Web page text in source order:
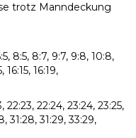
trotz Manndeckung
8:5, 8:7, 9:7, 9:8, 10:8,
16:15, 16:19,
22:23, 22:24, 23:24, 23:25,
31:28, 31:29, 33:29,